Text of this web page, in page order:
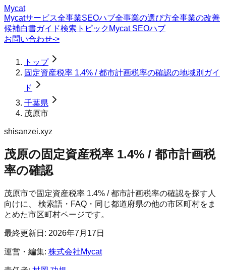
Mycat
Mycatサービス全事業SEOハブ全事業の選び方全事業の改善
候補白書ガイド検索トピック Mycat SEOハブ
お問い合わせ->
トップ
固定資産税率 1.4% / 都市計画税率の確認の地域別ガイ
ド
千葉県
茂原市
shisanzei.xyz
茂原の固定資産税率 1.4% / 都市計画税
率の確認
茂原市で固定資産税率 1.4% / 都市計画税率の確認を探す人
向けに、 検索語・FAQ・同じ都道府県の他の市区町村をま
とめた市区町村ページです。
最終更新日: 2026年7月17日
運営・編集: 株式会社Mycat